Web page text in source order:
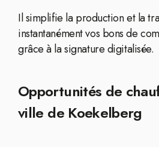
Il simplifie la production et la
instantanément vos bons de
grâce à la signature digitalisée.
Opportunités de
ville de Koekelberg